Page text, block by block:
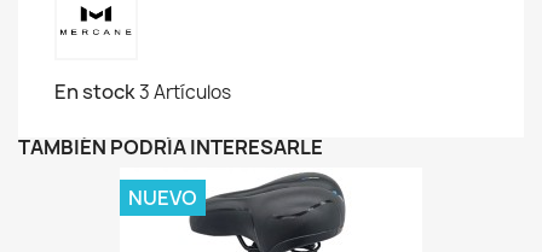
En stock3 Artículos
TAMBIÉN PODRÍA INTERESARLE
NUEVO